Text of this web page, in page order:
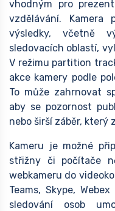
vhodným pro
vzdělávání. Kamera
výsledky, včetně
sledovacích oblastí,
V režimu partition
akce kamery podle
To může zahrnovat
aby se pozornost
nebo širší záběr, který
Kameru je možné
střižny či počítače
webkameru do
Teams, Skype,
sledování osob